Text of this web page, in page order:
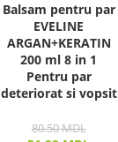
Balsam pentru par
EVELINE
ARGAN+KERATIN
200 ml 8 in 1
Pentru par
deteriorat si vopsit
80.50MDL